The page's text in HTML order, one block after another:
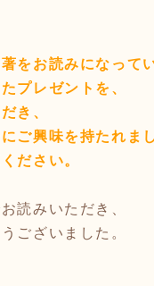
をお読みになって
プレゼントを、
き、
ご興味を持たれま
ださい。
読みいただき、
ございました。